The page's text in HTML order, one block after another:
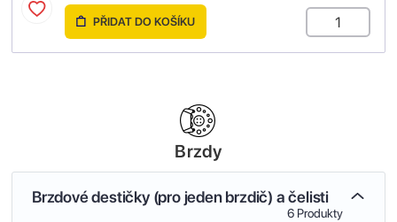
PŘIDAT DO KOŠÍKU
Brzdy
Brzdové destičky (pro jeden brzdič) a čelisti
6 Produkty